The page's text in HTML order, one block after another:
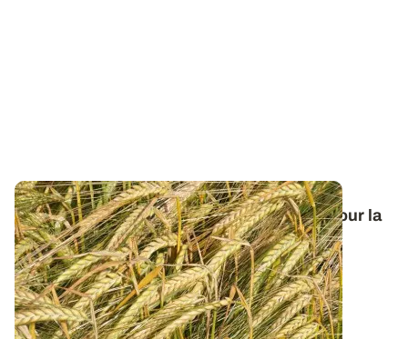
Orge de printemps : nos préconisations pour la
campagne 2026
Retrouvez tous les résultats d’essais de la dernière
campagne et nos préconisations pour...
13 FÉVR. 2026